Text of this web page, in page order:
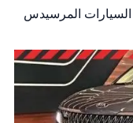
المرسيدس